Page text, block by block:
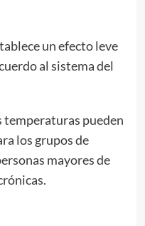
un efecto leve
al sistema del
temperaturas pueden
los grupos de
mayores de